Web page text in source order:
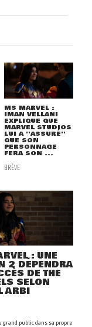
MS MARVEL :
IMAN VELLANI
EXPLIQUE QUE
MARVEL STUDIOS
LUI A ''ASSURÉ''
QUE SON
PERSONNAGE
FERA SON ...
BRÈVE
: UNE
2 DÉPENDRA
DE THE
SELON
ARBI
grand public dans sa propre